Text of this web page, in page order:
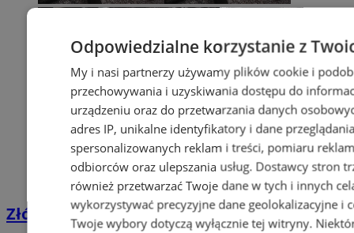
Złóż wniosek o dodatek węglowy
Odpowiedzialne korzystanie z
My i nasi partnerzy używamy plików cookie i
przechowywania i uzyskiwania dostępu do
urządzeniu oraz do przetwarzania danych
adres IP, unikalne identyfikatory i dane
spersonalizowanych reklam i treści, pomiaru
odbiorców oraz ulepszania usług. Dostawcy stron
również przetwarzać Twoje dane w tych i innych
wykorzystywać precyzyjne dane geolokalizacyjne i
Twoje wybory dotyczą wyłącznie tej witryny.